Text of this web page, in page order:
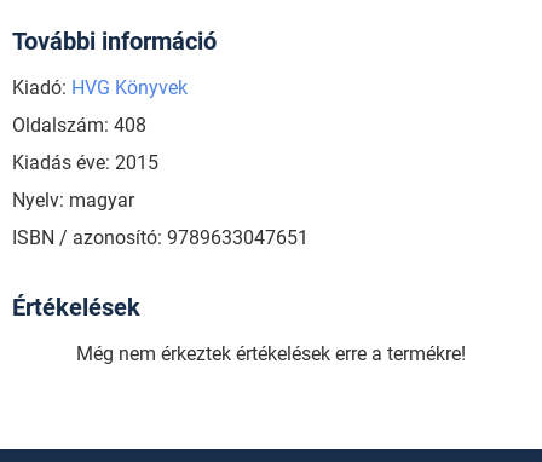
További információ
Kiadó: HVG Könyvek
Oldalszám: 408
Kiadás éve: 2015
Nyelv: magyar
ISBN / azonosító: 9789633047651
Értékelések
Még nem érkeztek értékelések erre a termékre!